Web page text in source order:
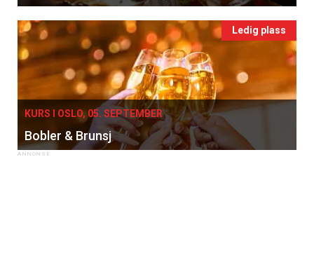
Ledig plass
KURS I OSLO, 05. SEPTEMBER
Bobler & Brunsj